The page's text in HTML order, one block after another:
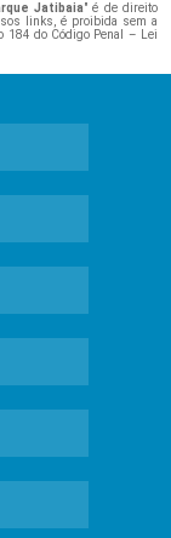
Jatibaia" é de direito
links, é proibida sem a
184 do Código Penal –
Lei